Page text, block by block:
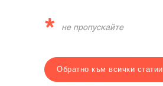
* не пропускайте
Обратно към всички статии